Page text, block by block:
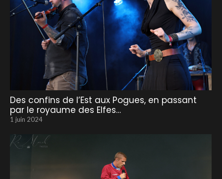
Des confins de l’Est aux Pogues, en passant
par le royaume des Elfes…
1 juin 2024